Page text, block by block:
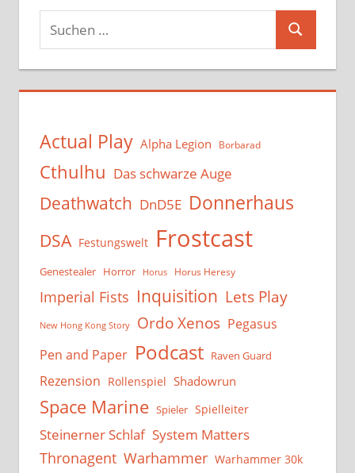
Suchen
nach:
Suchen
Actual Play Alpha Legion Borbarad
Cthulhu Das schwarze Auge
Deathwatch DnD5E Donnerhaus
DSA Festungswelt Frostcast
Genestealer Horror Horus Horus Heresy
Imperial Fists Inquisition Lets Play
New Hong Kong Story Ordo Xenos Pegasus
Pen and Paper Podcast Raven Guard
Rezension Rollenspiel Shadowrun
Space Marine Spieler Spielleiter
Steinerner Schlaf System Matters
Thronagent Warhammer Warhammer 30k